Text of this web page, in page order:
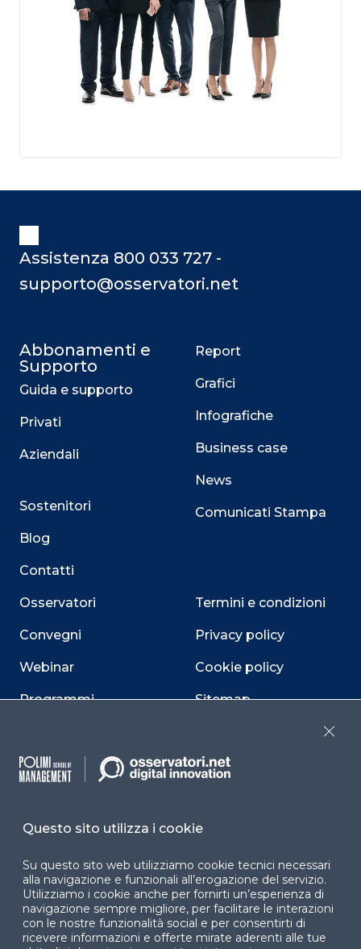
Assistenza 800 033 727 -
supporto@osservatori.net
Abbonamenti e
Supporto
Guida e supporto
Privati
Aziendali
Sostenitori
Blog
Contatti
Osservatori
Convegni
Webinar
Programmi
Report
Grafici
Infografiche
Business case
News
Comunicati Stampa
Termini e condizioni
Privacy policy
Cookie policy
Sitemap
Facebook LinkedIn
YouTube X
Questo sito utilizza i cookie
Su questo sito web utilizziamo cookie tecnici necessari
alla navigazione e funzionali all’erogazione del servizio.
Utilizziamo i cookie anche per fornirti un’esperienza di
navigazione sempre migliore, per facilitare le interazioni
con le nostre funzionalità social e per consentirti di
ricevere informazioni e offerte mirate aderenti alle tue